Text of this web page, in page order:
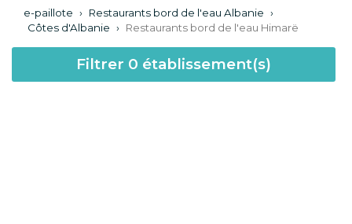
e-paillote › Restaurants bord de l'eau Albanie ›
Côtes d'Albanie › Restaurants bord de l'eau Himarë
Filtrer 0 établissement(s)